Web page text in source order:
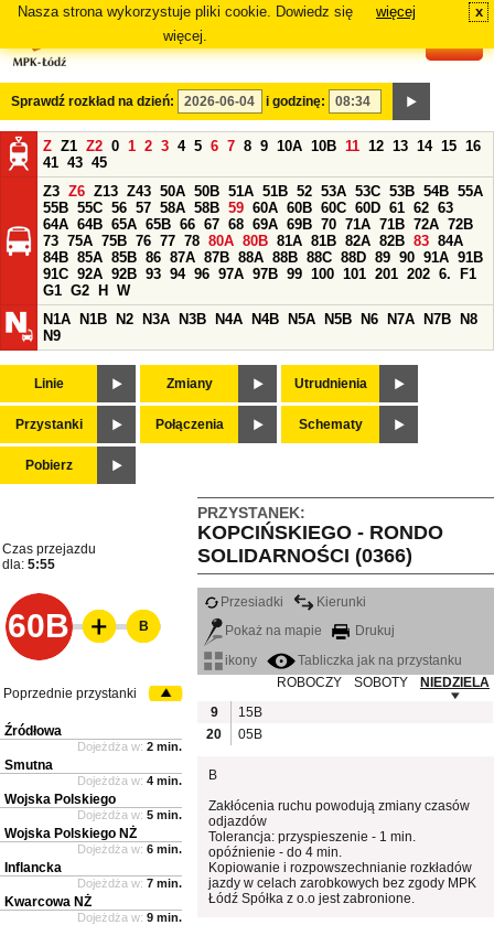
Nasza strona wykorzystuje pliki cookie. Dowiedz się
więcej.
więcej x
Sprawdź rozkład na dzień: i godzinę:
Z Z1 Z2 0 1 2 3 4 5 6 7 8 9 10A 10B 11 12 13 14 15 16
41 43 45
Z3 Z6 Z13 Z43 50A 50B 51A 51B 52 53A 53C 53B 54B 55A
55B 55C 56 57 58A 58B 59 60A 60B 60C 60D 61 62 63
64A 64B 65A 65B 66 67 68 69A 69B 70 71A 71B 72A 72B
73 75A 75B 76 77 78 80A 80B 81A 81B 82A 82B 83 84A
84B 85A 85B 86 87A 87B 88A 88B 88C 88D 89 90 91A 91B
91C 92A 92B 93 94 96 97A 97B 99 100 101 201 202 6.
F1
G1 G2 H
W
N1A
N1B N2 N3A N3B N4A N4B N5A N5B N6 N7A N7B
N8
N9
Linie Zmiany Utrudnienia
Przystanki Połączenia Schematy
Pobierz
PRZYSTANEK:
KOPCIŃSKIEGO - RONDO
SOLIDARNOŚCI (0366)
Czas przejazdu
dla: 5:55
60B
Przesiadki
Kierunki
Pokaż na mapie
Drukuj
ikony
Tabliczka jak na przystanku
ROBOCZY
SOBOTY
NIEDZIELA
9
15B
20
05B
B
Zakłócenia ruchu powodują zmiany czasów
odjazdów
Tolerancja: przyspieszenie - 1 min.
opóźnienie - do 4 min.
Kopiowanie i rozpowszechnianie rozkładów
jazdy w celach zarobkowych bez zgody MPK
Łódź Spółka z o.o jest zabronione.
B
Poprzednie przystanki
Źródłowa
Dojeżdża w: 2 min.
Smutna
Dojeżdża w: 4 min.
Wojska Polskiego
Dojeżdża w: 5 min.
Wojska Polskiego NŻ
Dojeżdża w: 6 min.
Inflancka
Dojeżdża w: 7 min.
Kwarcowa NŻ
Dojeżdża w: 9 min.